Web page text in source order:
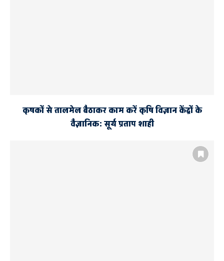
कृषकों से तालमेल बैठाकर काम करें कृषि विज्ञान केंद्रों के
वैज्ञानिक: सूर्य प्रताप शाही